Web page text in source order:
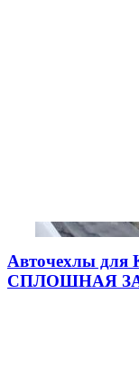
Авточехлы для
СПЛОШНАЯ